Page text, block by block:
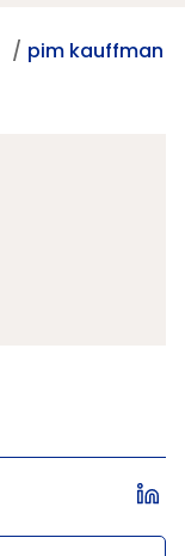
pim kauffman